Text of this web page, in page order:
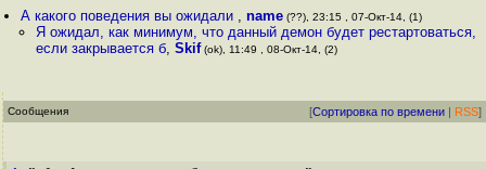
А какого поведения вы ожидали ,name (??), 23:15 , 07-Окт-14, (1)
Я ожидал, как минимум, что данный демон будет рестартоваться,
если закрывается б, Skif(ok), 11:49 , 08-Окт-14, (2)
Сообщения [Сортировка по времени | RSS]